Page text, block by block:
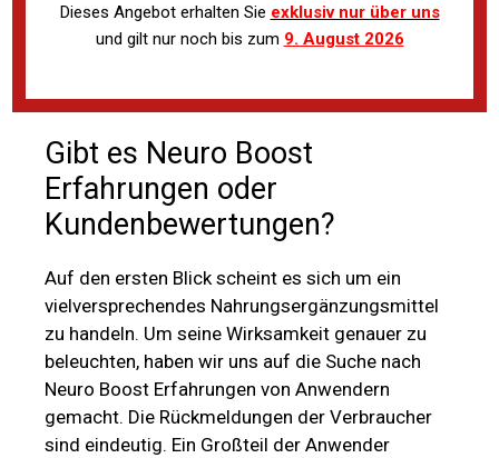
Dieses Angebot erhalten Sie exklusiv nur über uns
und gilt nur noch bis zum 9. August 2026
Gibt es Neuro Boost
Erfahrungen oder
Kundenbewertungen?
Auf den ersten Blick scheint es sich um ein
vielversprechendes Nahrungsergänzungsmittel
zu handeln. Um seine Wirksamkeit genauer zu
beleuchten, haben wir uns auf die Suche nach
Neuro Boost Erfahrungen von Anwendern
gemacht. Die Rückmeldungen der Verbraucher
sind eindeutig. Ein Großteil der Anwender